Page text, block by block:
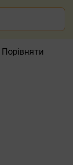
Порівняти